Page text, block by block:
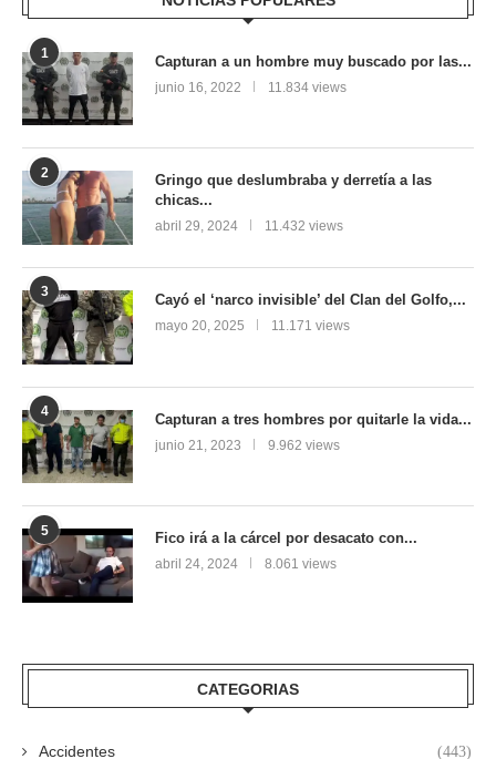
1 Capturan a un hombre muy buscado por las...
junio 16, 2022 11.834 views
2
Gringo que deslumbraba y derretía a las
chicas...
abril 29, 2024 11.432 views
3 Cayó el ‘narco invisible’ del Clan del Golfo,...
mayo 20, 2025 11.171 views
4 Capturan a tres hombres por quitarle la vida...
junio 21, 2023 9.962 views
5 Fico irá a la cárcel por desacato con...
abril 24, 2024 8.061 views
CATEGORIAS
Accidentes (443)